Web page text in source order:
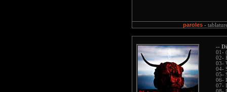
paroles-
--
01-
02-
03-
04-
05-
06-
07-